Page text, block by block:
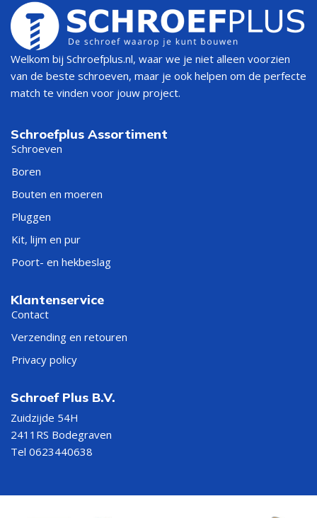
Welkom bij Schroefplus.nl, waar we je niet alleen voorzien
van de beste schroeven, maar je ook helpen om de perfecte
match te vinden voor jouw project.
Schroefplus Assortiment
Schroeven
Boren
Bouten en moeren
Pluggen
Kit, lijm en pur
Poort- en hekbeslag
Klantenservice
Contact
Verzending en retouren
Privacy policy
Schroef Plus B.V.
Zuidzijde 54H
2411RS Bodegraven
Tel 0623440638